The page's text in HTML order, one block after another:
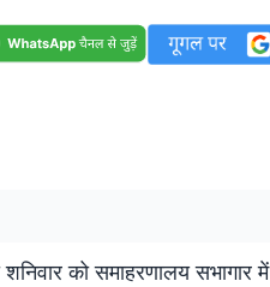
को समाहरणालय सभागार में